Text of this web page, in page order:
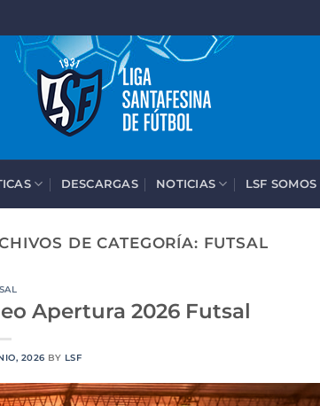
DESCARGAS NOTICIAS LSF
DE CATEGORÍA: FUTSAL
Apertura 2026 Futsal
2026 BY LSF